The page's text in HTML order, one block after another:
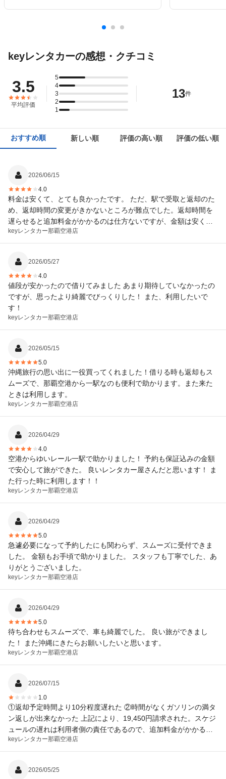
keyレンタカーの感想・クチコミ
3.5
平均評価
5
4
3
2
1
13件
おすすめ順 新しい順 評価の高い順 評価の低い順
2026/06/15
4.0
料金は安くて、とても良かったです。 ただ、駅で受取と返却のた
め、返却時間の変更がきかないところが難点でした。返却時間を
遅らせると追加料金がかかるのは仕方ないですが、金額は安くな
らなくてもいいので状況により返却時間を早められるともっとい
いのになぁと思ったので⭐︎4です。
keyレンタカー那覇空港店
2026/05/27
4.0
値段が安かったので借りてみました あまり期待していなかったの
ですが、思ったより綺麗でびっくりした！ また、利用したいで
す！
keyレンタカー那覇空港店
2026/05/15
5.0
沖縄旅行の思い出に一役買ってくれました！借りる時も返却もス
ムーズで、那覇空港から一駅なのも便利で助かります。また来た
ときは利用します。
keyレンタカー那覇空港店
2026/04/29
4.0
空港からゆいレール一駅で助かりました！ 予約も保証込みの金額
で安心して旅ができた。 良いレンタカー屋さんだと思います！ ま
た行った時に利用します！！
keyレンタカー那覇空港店
2026/04/29
5.0
急遽必要になって予約したにも関わらず、スムーズに受付できま
した。 金額もお手頃で助かりました。 スタッフも丁寧でした、あ
りがとうございました。
keyレンタカー那覇空港店
2026/04/29
5.0
待ち合わせもスムーズで、車も綺麗でした。 良い旅ができまし
た！ また沖縄にきたらお願いしたいと思います。
keyレンタカー那覇空港店
2026/07/15
1.0
①返却予定時間より10分程度遅れた ②時間がなくガソリンの満タ
ン返しが出来なかった 上記により、19,450円請求された。スケジ
ュールの遅れは利用者側の責任であるので、追加料金がかかるの
は仕方ないが、高すぎではないか
keyレンタカー那覇空港店
2026/05/25